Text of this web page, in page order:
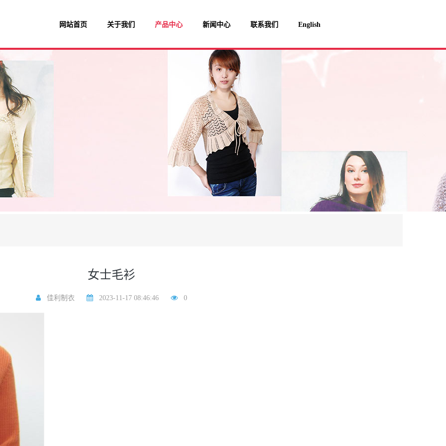
网站首页 关于我们 产品中心 新闻中心 联系我们 English
女士毛衫
佳利制衣 2023-11-17 08:46:46 0